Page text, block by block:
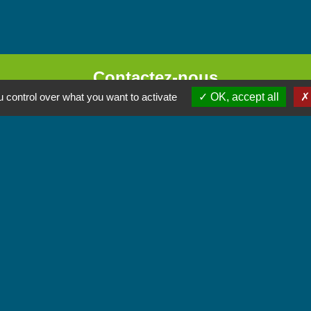
Contactez-nous
Commune de Chignin
over what you want to activate OK, accept all